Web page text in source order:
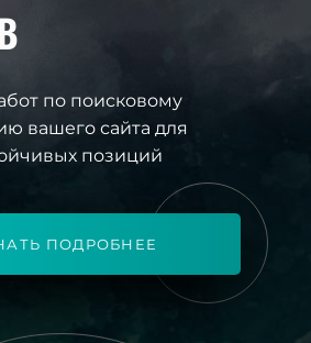
ПОДРОБНЕЕ
по поисковому
вашего сайта для
позиций